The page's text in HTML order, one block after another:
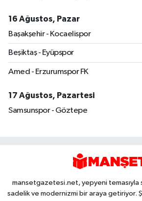
16 Ağustos, Pazar
Başakşehir - Kocaelispor
Beşiktaş - Eyüpspor
Amed - Erzurumspor FK
17 Ağustos, Pazartesi
Samsunspor - Göztepe
mansetgazetesi.net, yepyeni temasıyla
sadelik ve modernizmi bir araya getiriyor.